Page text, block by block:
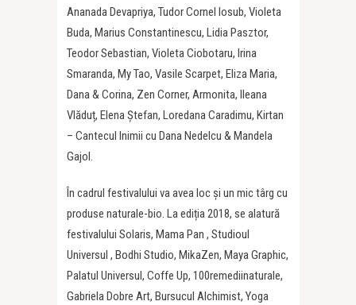
Ananada Devapriya, Tudor Cornel Iosub, Violeta
Buda, Marius Constantinescu, Lidia Pasztor,
Teodor Sebastian, Violeta Ciobotaru, Irina
Smaranda, My Tao, Vasile Scarpet, Eliza Maria,
Dana & Corina, Zen Corner, Armonita, Ileana
Vlăduț, Elena Ștefan, Loredana Caradimu, Kirtan
– Cantecul Inimii cu Dana Nedelcu & Mandela
Gajol.
În cadrul festivalului va avea loc și un mic târg cu
produse naturale-bio. La ediția 2018, se alatură
festivalului Solaris, Mama Pan , Studioul
Universul , Bodhi Studio, MikaZen, Maya Graphic,
Palatul Universul, Coffe Up, 100remediinaturale,
Gabriela Dobre Art, Bursucul Alchimist, Yoga